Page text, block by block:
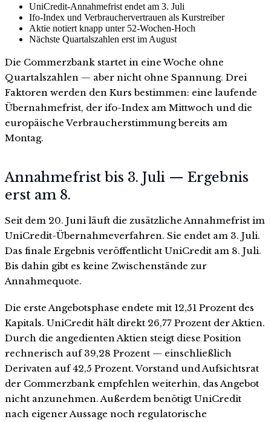
UniCredit-Annahmefrist endet am 3. Juli
Ifo-Index und Verbrauchervertrauen als Kurstreiber
Aktie notiert knapp unter 52-Wochen-Hoch
Nächste Quartalszahlen erst im August
Die Commerzbank startet in eine Woche ohne
Quartalszahlen — aber nicht ohne Spannung. Drei
Faktoren werden den Kurs bestimmen: eine laufende
Übernahmefrist, der ifo-Index am Mittwoch und die
europäische Verbraucherstimmung bereits am
Montag.
Annahmefrist bis 3. Juli — Ergebnis
erst am 8.
Seit dem 20. Juni läuft die zusätzliche Annahmefrist im
UniCredit-Übernahmeverfahren. Sie endet am 3. Juli.
Das finale Ergebnis veröffentlicht UniCredit am 8. Juli.
Bis dahin gibt es keine Zwischenstände zur
Annahmequote.
Die erste Angebotsphase endete mit 12,51 Prozent des
Kapitals. UniCredit hält direkt 26,77 Prozent der Aktien.
Durch die angedienten Aktien steigt diese Position
rechnerisch auf 39,28 Prozent — einschließlich
Derivaten auf 42,5 Prozent. Vorstand und Aufsichtsrat
der Commerzbank empfehlen weiterhin, das Angebot
nicht anzunehmen. Außerdem benötigt UniCredit
nach eigener Aussage noch regulatorische